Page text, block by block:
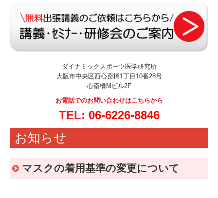
少年野球肘検診
研究活動
パーソナルトレーニングのご案内
パーソナルトレーニングトレーナー紹介
法人様へのご案内
お知らせ
ダイナミックスポーツ医学研究所
大阪市中央区西心斎橋1丁目10番28号
心斎橋Mビル2F
お電話でのお問い合わせはこちらから
TEL: 06-6226-8846
お知らせ
マスクの着用基準の変更について